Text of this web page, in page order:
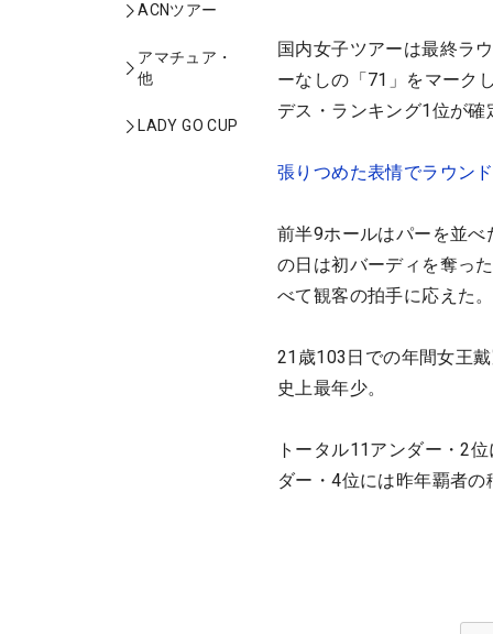
ACNツアー
アマチュア・
他
LADY GO CUP
国内女子ツアーは最終ラ
ーなしの「71」をマーク
デス・ランキング1位が
張りつめた表情でラウン
前半9ホールはパーを並
の日は初バーディを奪っ
べて観客の拍手に応えた。
21歳103日での年間女王
史上最年少。
トータル11アンダー・2
ダー・4位には昨年覇者